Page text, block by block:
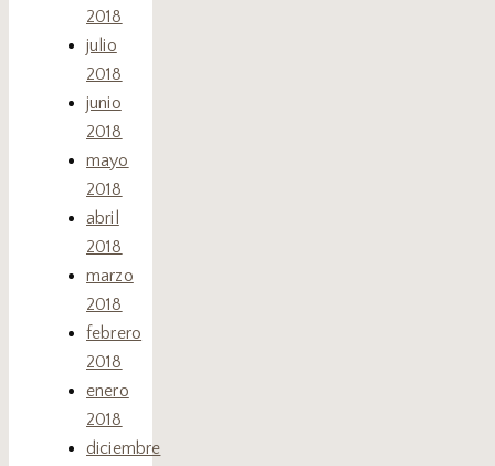
2018
julio
2018
junio
2018
mayo
2018
abril
2018
marzo
2018
febrero
2018
enero
2018
diciembre